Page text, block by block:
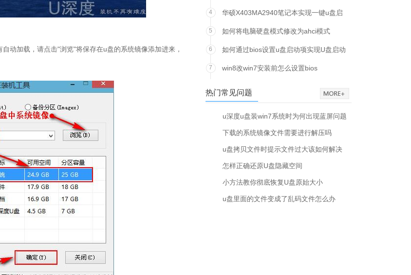
加载，请点击"浏览"将保存在u盘的系统镜像添加进来，
4
华硕X403MA2940笔记本实现一键u盘启
动方法
5 如何将电脑硬盘模式修改为ahci模式
6 如何通过bios设置u盘启动项实现U盘启动
7 win8改win7安装前怎么设置bios
热门常见问题
u深度u盘装win7系统时为何出现蓝屏问题
下载的系统镜像文件需要进行解压吗
u盘拷贝文件时提示文件过大该如何解决
怎样正确还原U盘隐藏空间
小方法教你彻底恢复U盘原始大小
u盘里面的文件变成了乱码文件怎么办